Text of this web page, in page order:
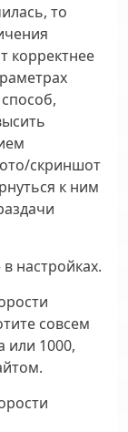
то
корректнее
скриншот
к ним
настройках.
совсем
или 1000,